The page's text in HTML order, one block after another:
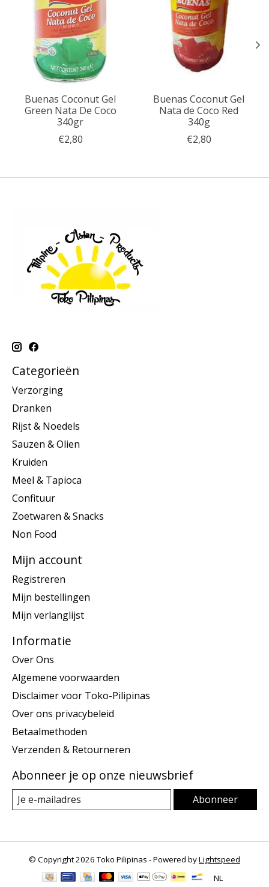
Buenas Coconut Gel
Green Nata De Coco
340gr
€2,80
Buenas Coconut Gel
Nata de Coco Red
340g
€2,80
Categorieën
Verzorging
Dranken
Rijst & Noedels
Sauzen & Olien
Kruiden
Meel & Tapioca
Confituur
Zoetwaren & Snacks
Non Food
Mijn account
Registreren
Mijn bestellingen
Mijn verlanglijst
Informatie
Over Ons
Algemene voorwaarden
Disclaimer voor Toko-Pilipinas
Over ons privacybeleid
Betaalmethoden
Verzenden & Retourneren
Abonneer je op onze nieuwsbrief
Abonneer
© Copyright 2026 Toko Pilipinas - Powered byLightspeed
NL